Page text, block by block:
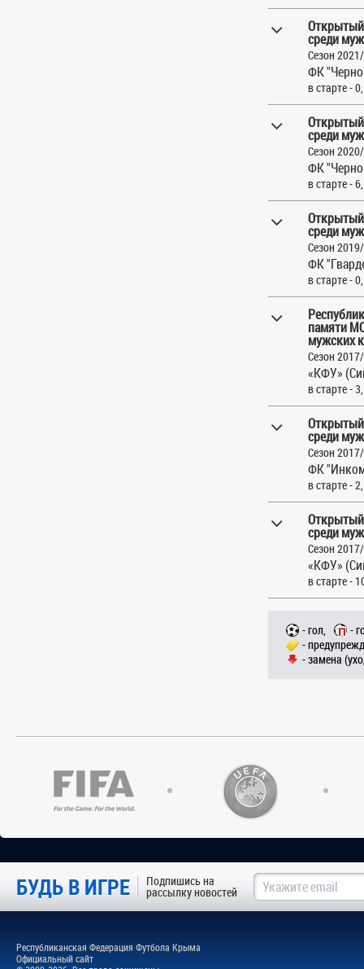
среди
Сезон
ФК
в старте -
среди
Сезон
ФК
в старте -
среди
Сезон
ФК
в старте -
памяти
мужских
Сезон
«КФУ»
в старте -
среди
Сезон
ФК
в старте -
среди
Сезон
«КФУ»
в старте -
- гол,
-
-
- замена
БУДЬ В ИГРЕ Подпишись на
рассылку новостей
Республиканская Федерация Футбола Крыма
Официальный сайт